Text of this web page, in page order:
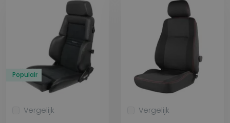
Populair
Vergelijk Vergelijk